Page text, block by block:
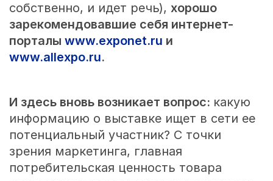
собственно, и идет речь), хорошо
зарекомендовавшие себя интернет-
порталы www.exponet.ru и
www.allexpo.ru.
И здесь вновь возникает вопрос: какую
информацию о выставке ищет в сети ее
потенциальный участник? С точки
зрения маркетинга, главная
потребительская ценность товара